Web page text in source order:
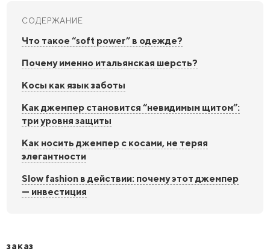
СОДЕРЖАНИЕ
Что такое “soft power” в одежде?
Почему именно итальянская шерсть?
Косы как язык заботы
Как джемпер становится “невидимым щитом”:
три уровня защиты
Как носить джемпер с косами, не теряя
элегантности
Slow fashion в действии: почему этот джемпер
— инвестиция
заказ